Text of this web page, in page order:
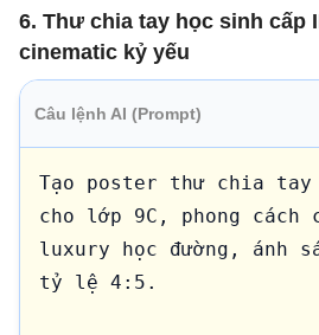
6. Thư chia tay học sinh cấp
cinematic kỷ yếu
Câu lệnh AI (Prompt)
Tạo poster thư chia tay
cho lớp 9C, phong cách
luxury học đường, ánh
tỷ lệ 4:5.